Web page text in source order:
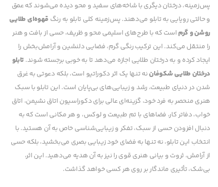
پس‌زمینه، درختان دیگری با شاخه‌های سفید و محو دیده می‌شوند که عمق
و حالتی رویایی به تابلو می‌دهند. پس‌زمینه کلی تابلو به رنگ قهوه‌ای طلایی
روشن و گرماست که با طرح‌های اسلیمی محو و ظریف، حسی از بافت و هنر
را منتقل می‌کند. این ترکیب رنگی گرم، فضایی دلنشین و آرامش‌بخش را
ایجاد کرده و به درختان طلایی اجازه می‌دهد تا به خوبی برجسته شوند.تابلو
درختان طلایی شکوفاننه تنها یک اثر دکوراتیو است، بلکه دعوتی به غرق
شدن در دنیای طبیعت، رشد و زیبایی‌های بی‌پایان است. این تابلو با سبک
هنری منحصر به فرد خود، گزینه‌ای عالی برای دکوراسیون اتاق نشیمن، اتاق
خواب، دفاتر کار، فضاهای با تم طبیعت و لوکس، و هر مکانی است که به
دنبال افزودن حسی از سبک، تفکر و زیبایی‌شناسی خاص به آن هستید. با
انتخاب این تابلو، نه تنها به فضای خود زیبایی بصری می‌بخشید، بلکه حسی
از آرامش، ثروت و بیانی هنری قوی را نیز به آن هدیه می‌دهید. این اثر،
بی‌شک، تأثیری ماندگار بر روی هر کسی خواهد گذاشت.